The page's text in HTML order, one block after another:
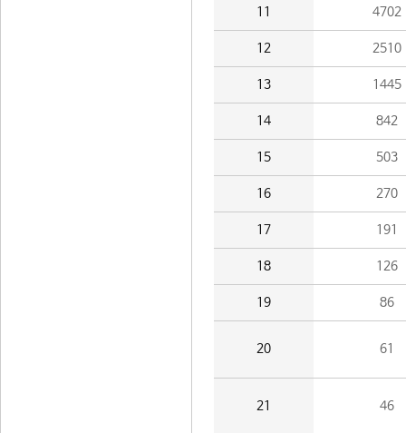
11 4702
12 2510
13 1445
14 842
15 503
16 270
17 191
18 126
19 86
20 61
21 46